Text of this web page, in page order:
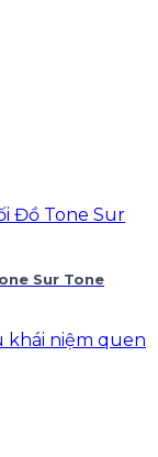
Sur Tone
khái niệm quen